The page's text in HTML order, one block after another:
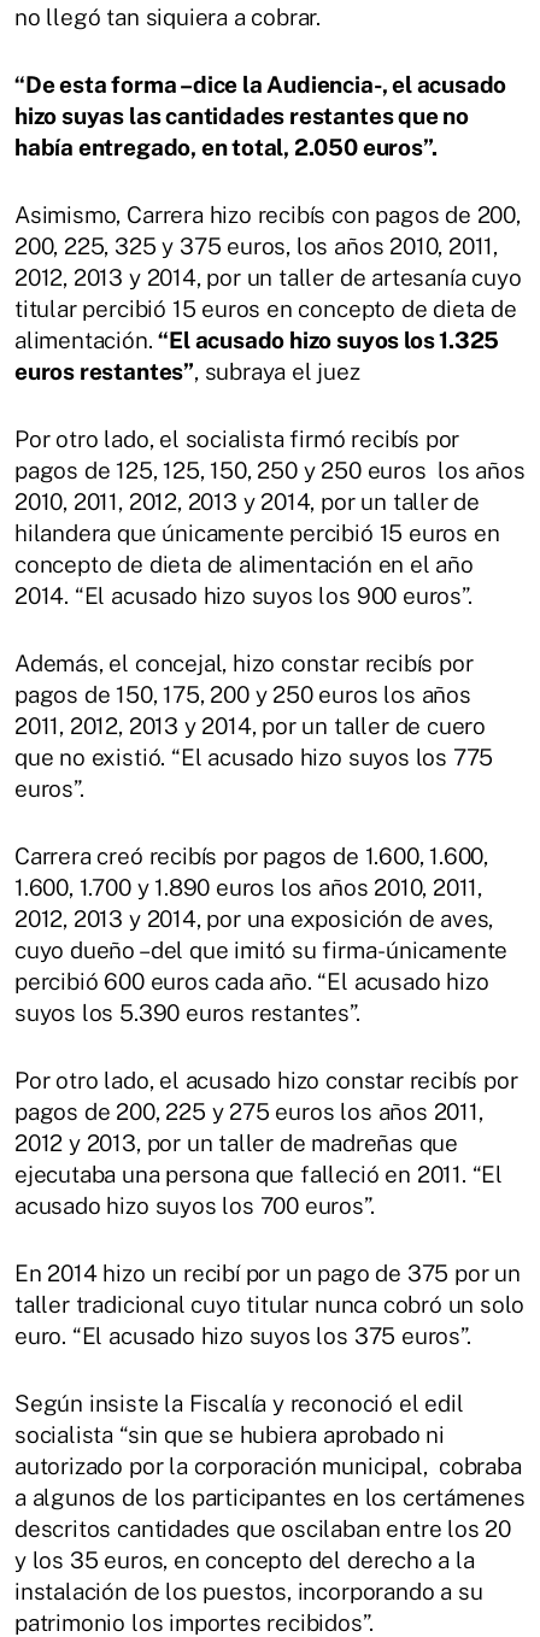
no llegó tan siquiera a cobrar.
“De esta forma –dice la Audiencia-, el acusado
hizo suyas las cantidades restantes que no
había entregado, en total, 2.050 euros”.
Asimismo, Carrera hizo recibís con pagos de 200,
200, 225, 325 y 375 euros, los años 2010, 2011,
2012, 2013 y 2014, por un taller de artesanía cuyo
titular percibió 15 euros en concepto de dieta de
alimentación.“El acusado hizo suyos los 1.325
euros restantes”, subraya el juez
Por otro lado, el socialista firmó recibís por
pagos de 125, 125, 150, 250 y 250 euros los años
2010, 2011, 2012, 2013 y 2014, por un taller de
hilandera que únicamente percibió 15 euros en
concepto de dieta de alimentación en el año
2014. “El acusado hizo suyos los 900 euros”.
Además, el concejal, hizo constar recibís por
pagos de 150, 175, 200 y 250 euros los años
2011, 2012, 2013 y 2014, por un taller de cuero
que no existió. “El acusado hizo suyos los 775
euros”.
Carrera creó recibís por pagos de 1.600, 1.600,
1.600, 1.700 y 1.890 euros los años 2010, 2011,
2012, 2013 y 2014, por una exposición de aves,
cuyo dueño –del que imitó su firma- únicamente
percibió 600 euros cada año. “El acusado hizo
suyos los 5.390 euros restantes”.
Por otro lado, el acusado hizo constar recibís por
pagos de 200, 225 y 275 euros los años 2011,
2012 y 2013, por un taller de madreñas que
ejecutaba una persona que falleció en 2011. “El
acusado hizo suyos los 700 euros”.
En 2014 hizo un recibí por un pago de 375 por un
taller tradicional cuyo titular nunca cobró un solo
euro. “El acusado hizo suyos los 375 euros”.
Según insiste la Fiscalía y reconoció el edil
socialista “sin que se hubiera aprobado ni
autorizado por la corporación municipal, cobraba
a algunos de los participantes en los certámenes
descritos cantidades que oscilaban entre los 20
y los 35 euros, en concepto del derecho a la
instalación de los puestos, incorporando a su
patrimonio los importes recibidos”.